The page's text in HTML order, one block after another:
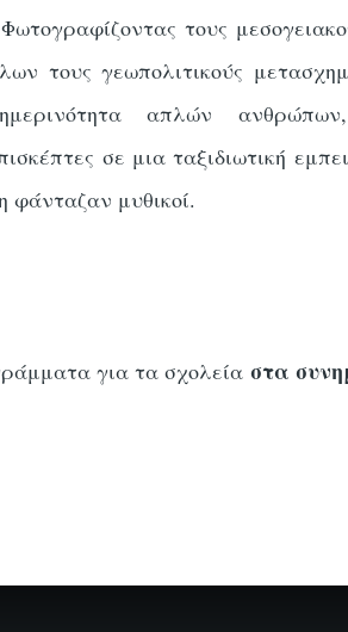
τους
τους γεωπολιτικούς
απλών
σε μια ταξιδιωτική
φάνταζαν μυθικοί.
για τα σχολείαστα